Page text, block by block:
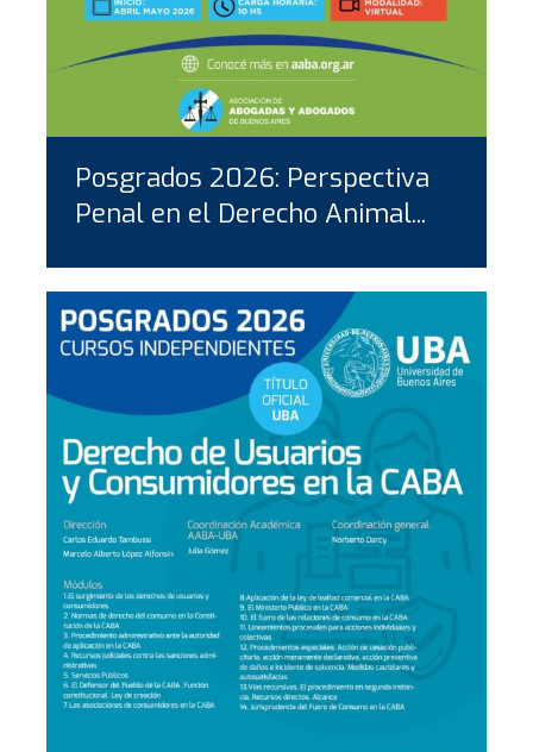
Posgrados 2026: Perspectiva
Penal en el Derecho Animal...